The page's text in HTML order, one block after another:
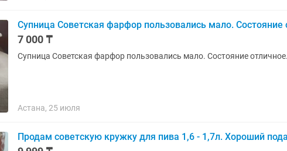
Супница Советская фарфор пользовались мало. Состояние
7 000 ₸
Супница Советская фарфор пользовались мало. Состояние отличное.
Астана, 25 июля
Продам советскую кружку для пива 1,6 - 1,7л. Хороший